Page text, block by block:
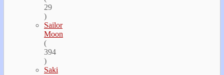
29
)
Sailor
Moon
(
394
)
Saki